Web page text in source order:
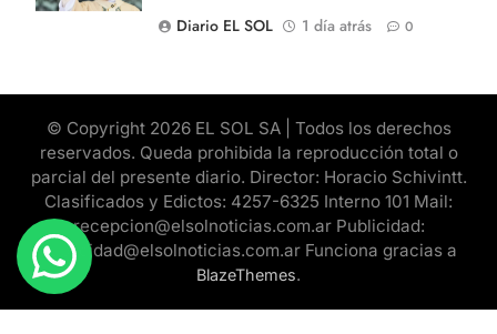
Diario EL SOL
1 día atrás 0
© Copyright 2026 EL SOL SA | Todos los derechos
reservados. Queda prohibida la reproducción total o
parcial del presente diario. Director: Horacio Schivintt.
Clasificados y Edictos: 4257-6325 Interno 101 Mail:
recepcion@elsolnoticias.com.ar Publicidad:
publicidad@elsolnoticias.com.ar Funciona gracias a
BlazeThemes.